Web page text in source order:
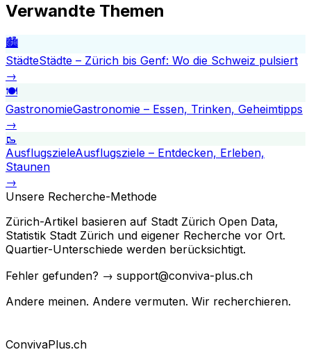
Verwandte Themen
🏙️
StädteStädte – Zürich bis Genf: Wo die Schweiz pulsiert
→
🍽️
GastronomieGastronomie – Essen, Trinken, Geheimtipps
→
🥾
AusflugszieleAusflugsziele – Entdecken, Erleben,
Staunen
→
Unsere Recherche-Methode
Zürich-Artikel basieren auf Stadt Zürich Open Data,
Statistik Stadt Zürich und eigener Recherche vor Ort.
Quartier-Unterschiede werden berücksichtigt.
Fehler gefunden? → support@conviva-plus.ch
Andere meinen. Andere vermuten. Wir recherchieren.
ConvivaPlus.ch